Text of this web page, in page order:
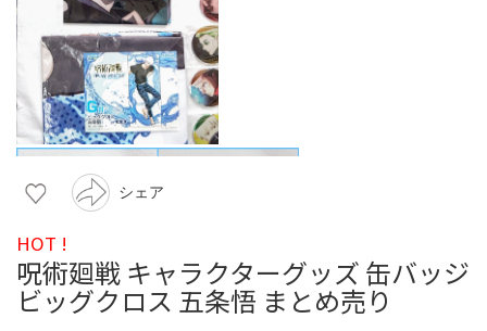
シェア
HOT !
呪術廻戦 キャラクターグッズ 缶バッジ
ビッグクロス 五条悟 まとめ売り